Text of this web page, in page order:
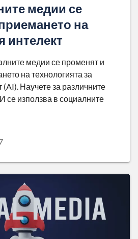
медии се
на
интелект
медии се променят и
на технологията за
(AI). Научете за различните
се използва в социалните